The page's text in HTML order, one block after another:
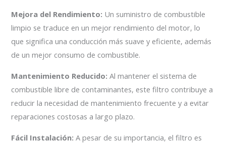
Mejora del Rendimiento: Un suministro de combustible
limpio se traduce en un mejor rendimiento del motor, lo
que significa una conducción más suave y eficiente, además
de un mejor consumo de combustible.
Mantenimiento Reducido: Al mantener el sistema de
combustible libre de contaminantes, este filtro contribuye a
reducir la necesidad de mantenimiento frecuente y a evitar
reparaciones costosas a largo plazo.
Fácil Instalación: A pesar de su importancia, el filtro es